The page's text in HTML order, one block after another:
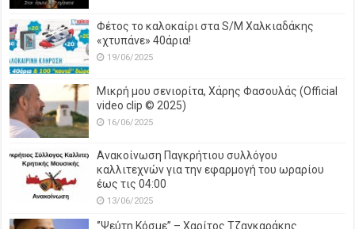
Φέτος το καλοκαίρι στα S/M Χαλκιαδάκης
«χτυπάνε» 40άρια!
19/06/2025
Μικρή μου σενιορίτα, Χάρης Φασουλάς (Official
video clip © 2025)
16/06/2025
Ανακοίνωση Παγκρήτιου συλλόγου
καλλιτεχνών για την εφαρμογή του ωραρίου
έως τις 04:00
13/06/2025
‘’Ψεύτη Κόσμε’’ – Χαρίτος Τζαγκαράκης